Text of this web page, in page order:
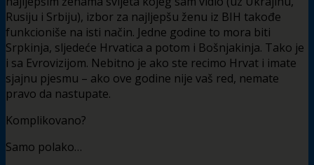
Rusiju i Srbiju), izbor za najljepšu ženu iz BIH takođe
funkcioniše na isti način. Jedne godine to mora biti
Srpkinja, sljedeće Hrvatica a potom i Bošnjakinja. Tako je
i sa Evrovizijom. Nebitno je ako ste recimo Hrvat i imate
sjajnu pjesmu – ako ove godine nije vaš red, nemate
pravo da nastupate.
Komplikovano?
Samo polako…